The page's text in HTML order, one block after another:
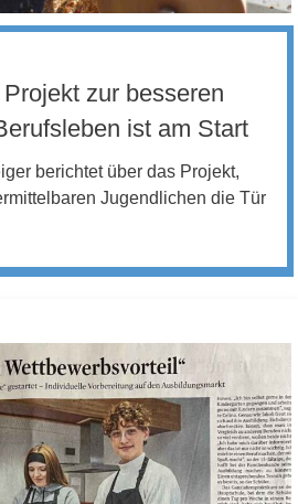
Projekt zur besseren
ist am Start
berichtet über das Projekt,
Jugendlichen die Tür